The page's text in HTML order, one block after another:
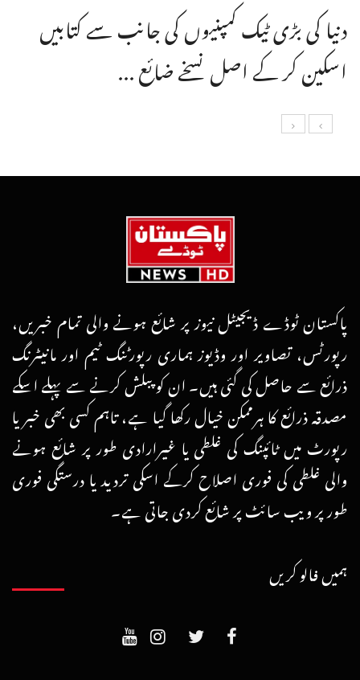
دنیا کی بڑی ٹیک کمپنیوں کی جانب سے کتابیں
اسکین کر کے اصل نسخے ضائع ...
پاکستان ٹوڈے ڈیجیٹل نیوز پر شائع ہونے والی تمام خبریں،
رپورٹس، تصاویر اور وڈیوز ہماری رپورٹنگ ٹیم اور مانیٹرنگ
ذرائع سے حاصل کی گئی ہیں۔ ان کو پبلش کرنے سے پہلے اسکے
مصدقہ ذرائع کا ہرممکن خیال رکھا گیا ہے، تاہم کسی بھی خبر یا
رپورٹ میں ٹائپنگ کی غلطی یا غیرارادی طور پر شائع ہونے
والی غلطی کی فوری اصلاح کرکے اسکی تردید یا درستگی فوری
طور پر ویب سائٹ پر شائع کردی جاتی ہے۔
ہمیں فالو کریں